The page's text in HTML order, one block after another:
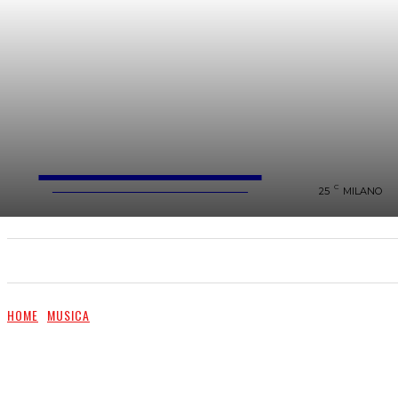
FareMusic
25 C MILANO
HOME MUSICA